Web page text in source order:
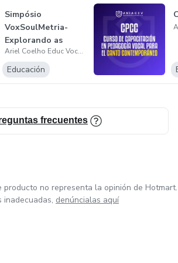
em Science in Emergent
(Miami University of Science and
Simpósio
VoxSoulMetria-
Explorando as
Relações entre o
Canto...
Ariel Coelho Educ Vocal Ltda
Educación
frecuentes
producto no representa la opinión de Hotmart.
inadecuadas, denúncialas aquí